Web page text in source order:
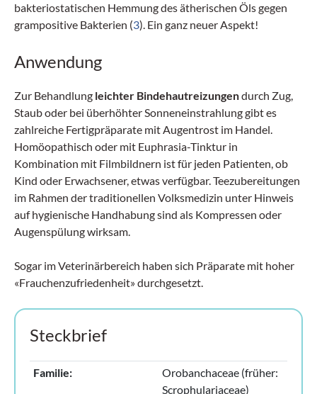
bakteriostatischen Hemmung des ätherischen Öls gegen
grampositive Bakterien (3). Ein ganz neuer Aspekt!
Anwendung
Zur Behandlung leichter Bindehautreizungendurch Zug,
Staub oder bei überhöhter Sonneneinstrahlung gibt es
zahlreiche Fertigpräparate mit Augentrost im Handel.
Homöopathisch oder mit Euphrasia-Tinktur in
Kombination mit Filmbildnern ist für jeden Patienten, ob
Kind oder Erwachsener, etwas verfügbar. Teezubereitungen
im Rahmen der traditionellen Volksmedizin unter Hinweis
auf hygienische Handhabung sind als Kompressen oder
Augenspülung wirksam.
Sogar im Veterinär­bereich haben sich Präparate mit hoher
«Frauchenzufriedenheit» durchgesetzt.
Steckbrief
Familie:
Orobanchaceae (früher:
Scrophulariaceae)